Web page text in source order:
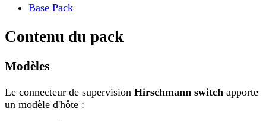
Base Pack
Contenu du pack
Modèles
Le connecteur de supervision Hirschmann switch apporte
un modèle d'hôte :